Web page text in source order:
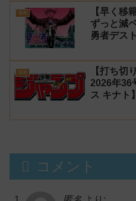
漫画
【早く移
ずっと減
勇者デス
漫画
【打ち切
2026年36
ス キナト】
コメント